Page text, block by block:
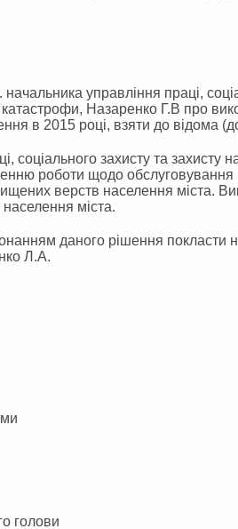
управління праці,
Назаренко Г.В про
в 2015 році, взяти до відома
соціального захисту та захисту
роботи щодо обслуговування
верств населення міста.
міста.
даного рішення покласти
Л.А.
голови